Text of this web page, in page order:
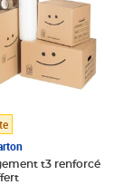
t3 renforcé